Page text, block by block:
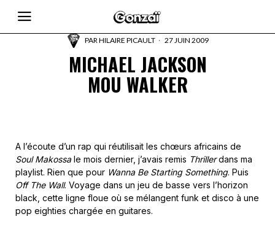
PARHILAIRE PICAULT 27 JUIN 2009
MICHAEL JACKSON
MOU WALKER
A l’écoute d’un rap qui réutilisait les chœurs africains de
Soul Makossale mois dernier, j’avais remis Thrillerdans ma
playlist. Rien que pour Wanna Be Starting Something. Puis
Off The Wall. Voyage dans un jeu de basse vers l’horizon
black, cette ligne floue où se mélangent funk et disco à une
pop eighties chargée en guitares.